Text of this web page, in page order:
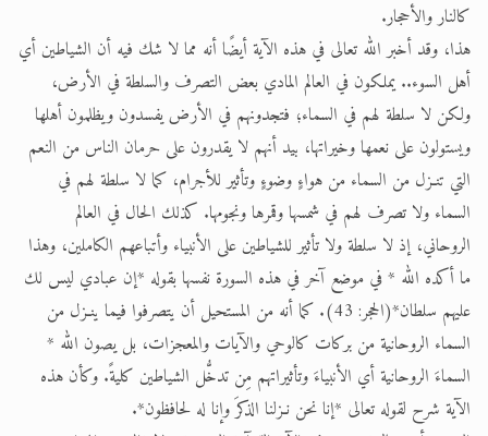
كالنار والأحجار.
هذا، وقد أخبر الله تعالى في هذه الآية أيضًا أنه مما لا شك فيه أن الشياطين أي
أهل السوء.. يملكون في العالم المادي بعض التصرف والسلطة في الأرض،
ولكن لا سلطة لهم في السماء؛ فتجدونهم في الأرض يفسدون ويظلمون أهلها
ويستولون على نعمها وخيراتها، بيد أنهم لا يقدرون على حرمان الناس من النعم
التي تنـزل من السماء من هواءٍ وضوءٍ وتأثير للأجرام، كما لا سلطة لهم في
السماء ولا تصرف لهم في شمسها وقمرها ونجومها. كذلك الحال في العالم
الروحاني، إذ لا سلطة ولا تأثير للشياطين على الأنبياء وأتباعهم الكاملين، وهذا
ما أكده الله * في موضع آخر في هذه السورة نفسها بقوله *إن عبادي ليس لك
عليهم سلطان*(الحجر: 43). كما أنه من المستحيل أن يتصرفوا فيما ينـزل من
السماء الروحانية من بركات كالوحي والآيات والمعجزات، بل يصون الله *
السماءَ الروحانية أي الأنبياءَ وتأثيراتهم مِن تدخُّل الشياطين كليةً. وكأن هذه
الآية شرح لقوله تعالى *إنا نحن نـزلنا الذكرَ وإنا له لحافظون*.